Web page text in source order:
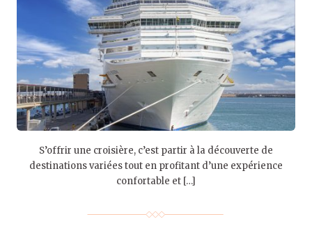
S’offrir une croisière, c’est partir à la découverte de
destinations variées tout en profitant d’une expérience
confortable et […]